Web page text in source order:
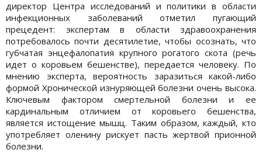
директор Центра исследований и политики в области
инфекционных заболеваний отметил пугающий
прецедент: экспертам в области здравоохранения
потребовалось почти десятилетие, чтобы осознать, что
губчатая энцефалопатия крупного рогатого скота (речь
идет о коровьем бешенстве), передается человеку. По
мнению эксперта, вероятность заразиться какой-либо
формой Хронической изнуряющей болезни очень высока.
Ключевым фактором смертельной болезни и ее
кардинальным отличием от коровьего бешенства,
является истощение мышц. Таким образом, каждый, кто
употребляет оленину рискует пасть жертвой прионной
болезни.